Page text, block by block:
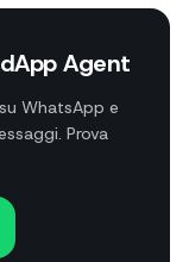
Agent
WhatsApp e
Prova